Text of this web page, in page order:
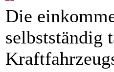
Die
selbstständig